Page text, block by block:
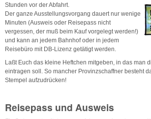
Stunden vor der Abfahrt.
Der ganze Ausstellungsvorgang dauert nur wenige
Minuten (Ausweis oder Reisepass nicht
vergessen, der muß beim Kauf vorgelegt werden!)
und kann an jedem Bahnhof oder in jedem
Reisebüro mit DB-Lizenz getätigt werden.
Laßt Euch das kleine Heftchen mitgeben, in das man
eintragen soll. So mancher Provinzschaffner besteht
Stempel aufzudrücken!
Reisepass und Ausweis